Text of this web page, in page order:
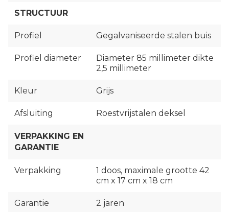
STRUCTUUR
Profiel Gegalvaniseerde stalen buis
Profiel diameter
Diameter 85 millimeter dikte
2,5 millimeter
Kleur Grijs
Afsluiting Roestvrijstalen deksel
VERPAKKING EN
GARANTIE
Verpakking
1 doos, maximale grootte 42
cm x 17 cm x 18 cm
Garantie 2 jaren